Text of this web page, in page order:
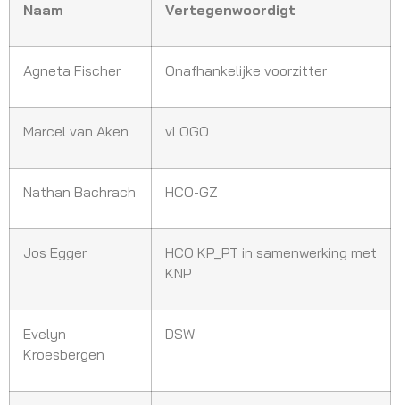
Naam Vertegenwoordigt
Agneta Fischer Onafhankelijke voorzitter
Marcel van Aken vLOGO
Nathan Bachrach HCO-GZ
Jos Egger
HCO KP_PT in samenwerking met
KNP
Evelyn
Kroesbergen
DSW